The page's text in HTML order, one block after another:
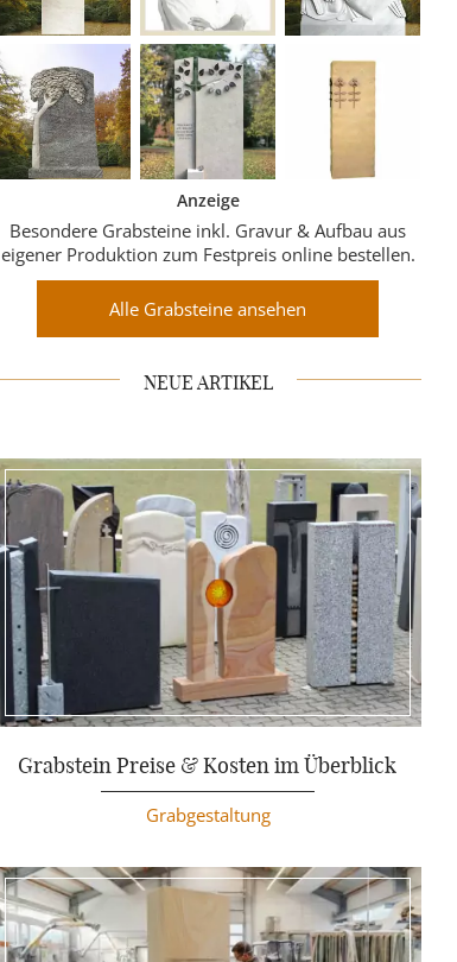
Anzeige
Besondere Grabsteine inkl. Gravur & Aufbau aus
eigener Produktion zum Festpreis online bestellen.
Alle Grabsteine ansehen
NEUE ARTIKEL
Weiterlesen
Grabstein Preise & Kosten im Überblick
Grabgestaltung